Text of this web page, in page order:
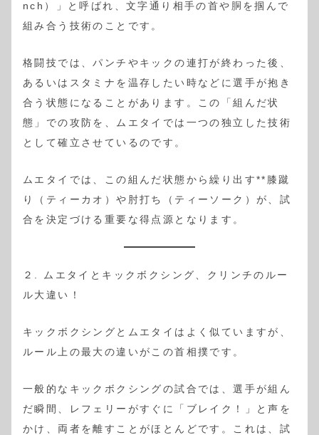
nch）」と呼ばれ、文字通り相手の首や胴を掴んで
組み合う技術のことです。
格闘技では、パンチやキックの連打が終わった後、
あるいはスタミナを温存したい時などに選手が抱き
合う状態になることがあります。この「組んだ状
態」での攻防を、ムエタイでは一つの独立した技術
として確立させているのです。
ムエタイでは、この組んだ状態から繰り出す**膝蹴
り（ティーカオ）や肘打ち（ティーソーク）が、試
合を決定づける重要な得点源となります。
２. ムエタイとキックボクシング、クリンチのルー
ル大違い！
キックボクシングとムエタイはよく似ていますが、
ルール上の最大の違いがこの首相撲です。
一般的なキックボクシングの試合では、選手が組ん
だ瞬間、レフェリーがすぐに「ブレイク！」と声を
かけ、両者を離すことがほとんどです。これは、試